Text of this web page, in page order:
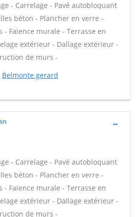
- Carrelage - Pavé autobloquant
béton - Plancher en verre -
- Faïence murale - Terrasse en
extérieur - Dallage extérieur -
de murs -
Belmonte gerard
- Carrelage - Pavé autobloquant
béton - Plancher en verre -
- Faïence murale - Terrasse en
extérieur - Dallage extérieur -
de murs -